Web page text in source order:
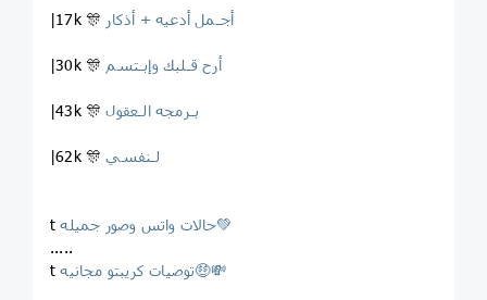
|17k 🎊 أجـمل أدعيه + أذكار
|30k 🎊 أرح قـلبك وإبـتسم
|43k 🎊بـرمجه الـعقول
|62k 🎊لـنفسي
t
حالات واتس وصور جميله💚
.....
t
توصيات كريبتو مجانيه🤑💸